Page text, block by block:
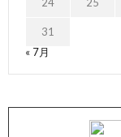
31
« 7月